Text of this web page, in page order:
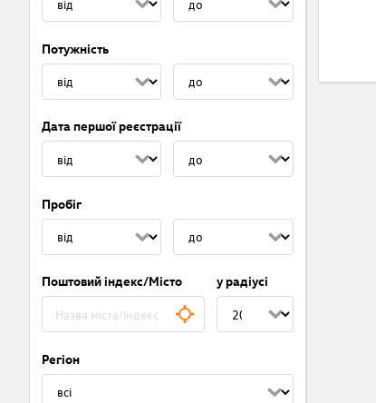
Потужність
Дата першої реєстрації
Пробіг
Поштовий індекс/Місто у радіусі
Регіон